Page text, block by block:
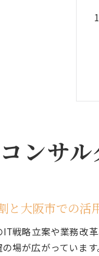
ンサ
と大阪市での活
戦略立案や業務改
場が広がっていま